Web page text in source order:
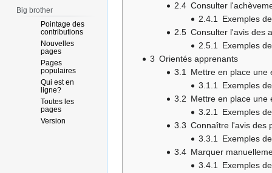
2.4 Consulter
2.4.1 Exemples
2.5 Consulter l'avis des
2.5.1 Exemples
3 Orientés apprenants
3.1 Mettre en place une
3.1.1 Exemples
3.2 Mettre en place une
3.2.1 Exemples
3.3 Connaître l'avis des
3.3.1 Exemples
3.4 Marquer
3.4.1 Exemples
Big brother
Pointage des
contributions
Nouvelles
pages
Pages
populaires
Qui est en
ligne?
Toutes les
pages
Version